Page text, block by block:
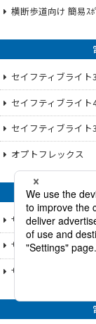
横断歩道向け 簡易ｽﾎ
セイフティブライト
セイフティブライト
セイフティブライト
オプトフレックス
サンフラッシャー
サンフラッシャー407
サンフラッシャーZ30